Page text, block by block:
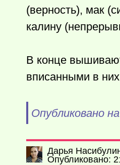
(верность), мак
калину
В конце
вписанными в
Опубликовано
Дарья
Опубликовано: